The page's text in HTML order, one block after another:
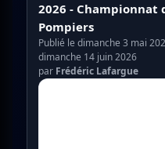
2026 - Championnat
Pompiers
Publié le dimanche 3 mai
dimanche 14 juin 2026
par Frédéric Lafargue